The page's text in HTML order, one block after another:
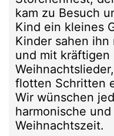
kam zu Besuch
Kind ein kleines
Kinder sahen
und mit kräftigen
flotten Schritten
Wir wünschen
harmonische
Weihnachtszeit.